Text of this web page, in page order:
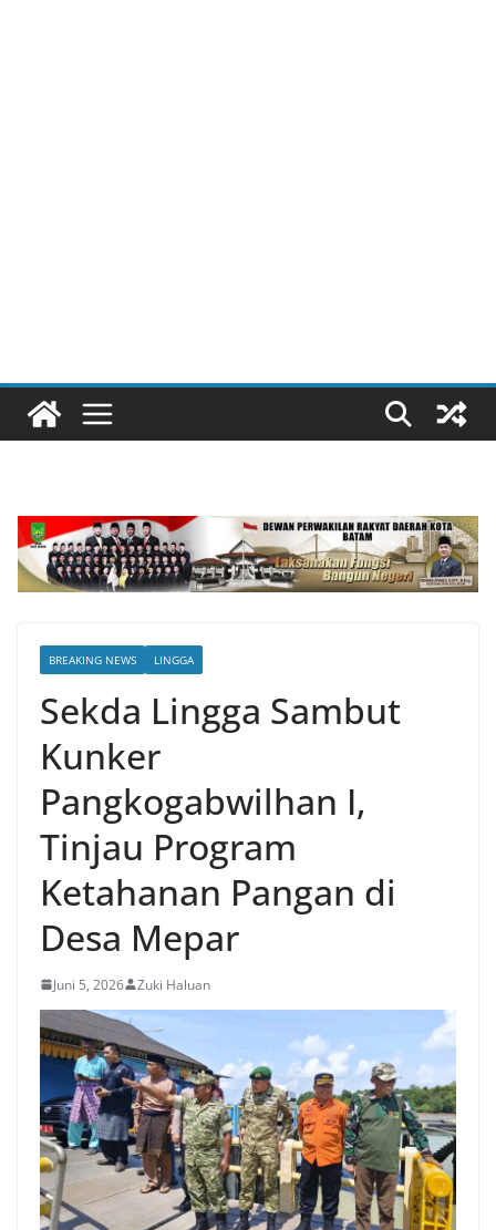
BREAKING NEWS LINGGA
Sekda Lingga Sambut
Kunker
Pangkogabwilhan I,
Tinjau Program
Ketahanan Pangan di
Desa Mepar
Juni 5, 2026 Zuki Haluan